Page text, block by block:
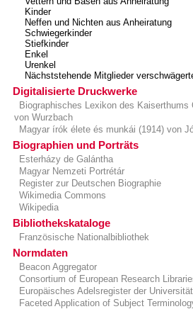
Kinder
Neffen und Nichten aus Anheiratung
Schwiegerkinder
Stiefkinder
Enkel
Urenkel
Nächststehende Mitglieder
Digitalisierte Druckwerke
Biographisches Lexikon des
von Wurzbach
Magyar írók élete és munkái (1914) von
Biographien und Porträts
Esterházy de Galántha
Magyar Nemzeti Portrétár
Register zur Deutschen Biographie
Wikimedia Commons
Wikipedia
Bibliothekskataloge
Französische Nationalbibliothek
Normdaten
Beacon Aggregator
Consortium of European Research
Europäisches Adelsregister der
Faceted Application of Subject